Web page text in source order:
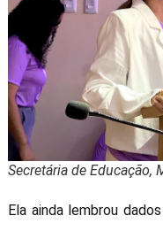
Secretária de Educação,
Ela ainda lembrou